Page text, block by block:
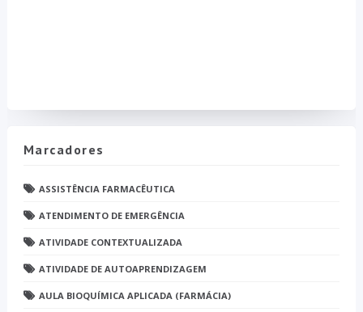
Marcadores
ASSISTÊNCIA FARMACÊUTICA
ATENDIMENTO DE EMERGÊNCIA
ATIVIDADE CONTEXTUALIZADA
ATIVIDADE DE AUTOAPRENDIZAGEM
AULA BIOQUÍMICA APLICADA (FARMÁCIA)